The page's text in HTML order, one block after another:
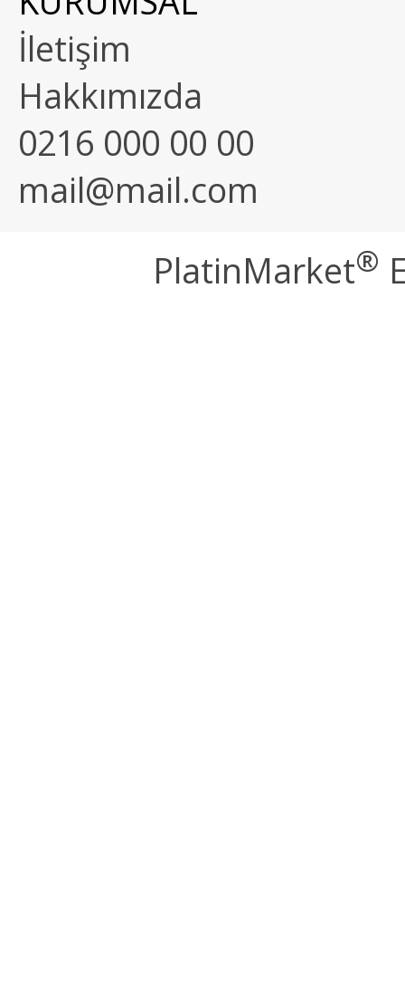
İletişim
Hakkımızda
0216 000 00 00
mail@mail.com
PlatinMarket®